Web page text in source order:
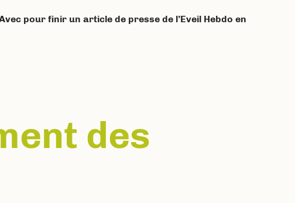
pour finir un article de presse de l’Eveil Hebdo en
des